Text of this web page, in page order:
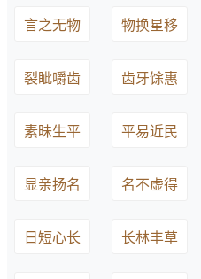
言之无物 物换星移
裂眦嚼齿 齿牙馀惠
素昧生平 平易近民
显亲扬名 名不虚得
日短心长 长林丰草